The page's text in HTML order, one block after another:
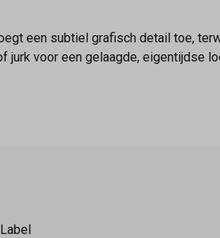
een subtiel grafisch detail toe,
jurk voor een gelaagde, eigentijdse